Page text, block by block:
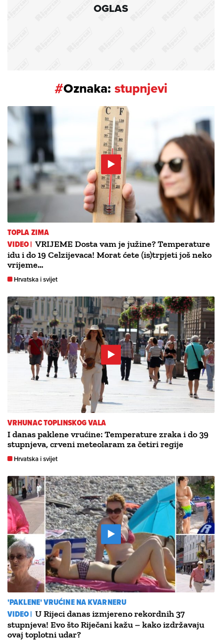
OGLAS
#Oznaka: stupnjevi
TOPLA ZIMA
VIDEO | VRIJEME Dosta vam je južine? Temperature
idu i do 19 Celzijevaca! Morat ćete (is)trpjeti još neko
vrijeme…
Hrvatska i svijet
VRHUNAC TOPLINSKOG VALA
I danas paklene vrućine: Temperature zraka i do 39
stupnjeva, crveni meteolaram za četiri regije
Hrvatska i svijet
'PAKLENE' VRUĆINE NA KVARNERU
VIDEO | U Rijeci danas izmjereno rekordnih 37
stupnjeva! Evo što Riječani kažu – kako izdržavaju
ovaj toplotni udar?